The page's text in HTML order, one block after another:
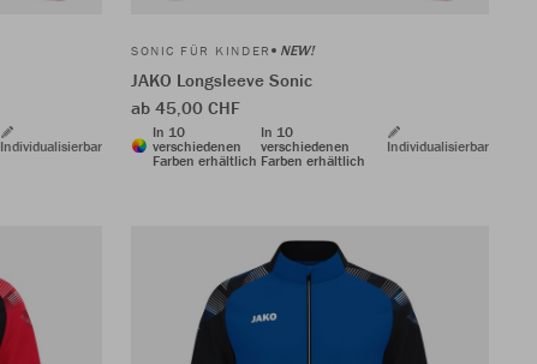
Individualisierbar
SONIC FÜR KINDER NEW!
JAKO Longsleeve Sonic
ab 45,00 CHF
In 10
verschiedenen
Farben erhältlich
In 10
verschiedenen
Farben erhältlich
Individualisierbar